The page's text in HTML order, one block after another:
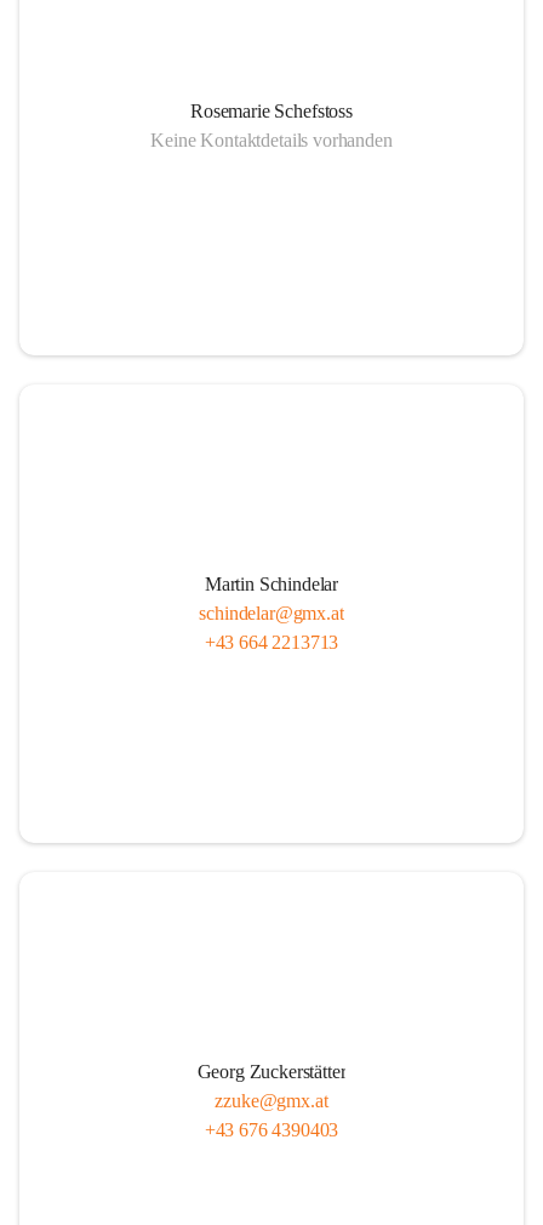
Rosemarie Schefstoss
Keine Kontaktdetails vorhanden
Martin Schindelar
schindelar@gmx.at
+43 664 2213713
Georg Zuckerstätter
zzuke@gmx.at
+43 676 4390403